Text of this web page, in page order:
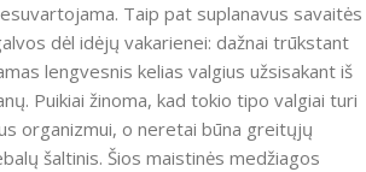
Taip pat suplanavus savaitės
dėl idėjų vakarienei: dažnai trūkstant
lengvesnis kelias valgius užsisakant iš
Puikiai žinoma, kad tokio tipo valgiai turi
organizmui, o neretai būna greitųjų
šaltinis. Šios maistinės medžiagos